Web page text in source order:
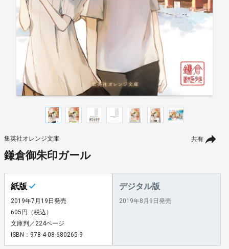
共有
集英社オレンジ文庫
鎌倉御朱印ガール
紙版
2019年7月19日発売
605円（税込）
文庫判／224ページ
ISBN：978-4-08-680265-9
デジタル版
2019年8月9日発売